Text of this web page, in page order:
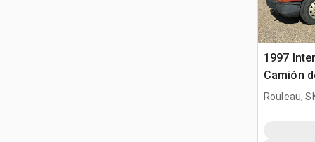
1997
Camión
Rouleau,